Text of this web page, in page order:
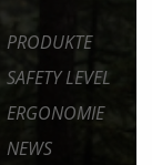
PRODUKTE
SAFETY LEVEL
ERGONOMIE
NEWS